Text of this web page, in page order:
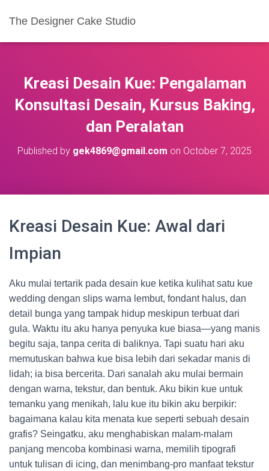
The Designer Cake Studio
Kreasi Desain Kue: Pengalaman
Konsultasi Desain, Kursus Baking,
dan Peralatan
Published by gek4869@gmail.com on October 7, 2025
Kreasi Desain Kue: Awal dari
Impian
Aku mulai tertarik pada desain kue ketika kulihat satu kue
wedding dengan slips warna lembut, fondant halus, dan
detail bunga yang tampak hidup meskipun terbuat dari
gula. Waktu itu aku hanya penyuka kue biasa—yang manis
begitu saja, tanpa cerita di baliknya. Tapi suatu hari aku
memutuskan bahwa kue bisa lebih dari sekadar manis di
lidah; ia bisa bercerita. Dari sanalah aku mulai bermain
dengan warna, tekstur, dan bentuk. Aku bikin kue untuk
temanku yang menikah, lalu kue itu bikin aku berpikir:
bagaimana kalau kita menata kue seperti sebuah desain
grafis? Seingatku, aku menghabiskan malam-malam
panjang mencoba kombinasi warna, memilih tipografi
untuk tulisan di icing, dan menimbang-pro manfaat tekstur